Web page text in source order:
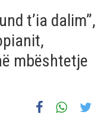
t’ia dalim”,
mbështetje